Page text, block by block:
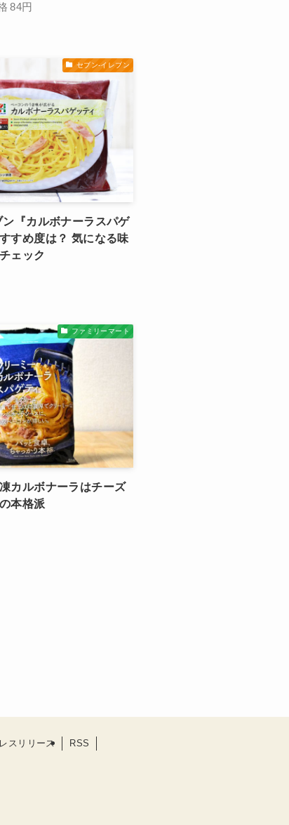
84円
セブン-イレブン
ン『カルボナーラスパゲ
すめ度は？ 気になる味
ェック
ファミリーマート
カルボナーラはチーズ
本格派
スリリース RSS